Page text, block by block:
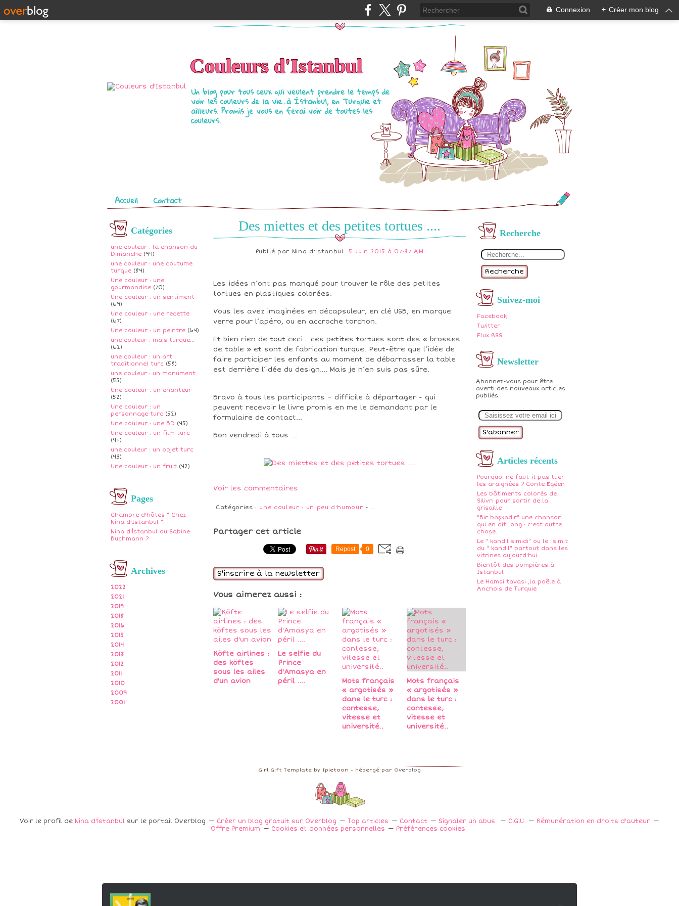
Connexion + Créer mon blog
Couleurs d'Istanbul
Un blog pour tous ceux qui veulent prendre le temps de
voir les couleurs de la vie...à İstanbul, en Turquie et
ailleurs. Promis je vous en ferai voir de toutes les
couleurs.
Pages
Accueil Contact
Catégories
une couleur : la chanson du
Dimanche (94)
une couleur : une coutume
turque (84)
Une couleur : une
gourmandise (70)
Une couleur : un sentiment
(69)
Une couleur : une recette
(67)
Une couleur : un peintre (64)
une couleur : mais turque...
(62)
une couleur : un art
traditionnel turc (58)
une couleur : un monument
(55)
Une couleur : un chanteur
(52)
Une couleur : un
personnage turc (52)
Une couleur : une BD (45)
Une couleur : un film turc
(44)
une couleur : un objet turc
(43)
Une couleur : un fruit (42)
Pages
Chambre d'hôtes " Chez
Nina d'Istanbul ".
Nina d'İstanbul ou Sabine
Buchmann ?
Archives
2022
2021
2019
2018
2016
2015
2014
2013
2012
2011
2010
2009
2001
Recherche
Recherche
Suivez-moi
Facebook
Twitter
Flux RSS
Newsletter
Abonnez-vous pour être
averti des nouveaux articles
publiés.
m
Articles récents
Pourquoi ne faut-il pas tuer
les araignées ? Conte Egéen
Les bâtiments colorés de
Silivri pour sortir de la
grisaille
"Bir başkadır" une chanson
qui en dit long : c'est autre
chose.
Le " kandil simidi" ou le "simit
du " kandil" partout dans les
vitrines aujourd'hui.
Bientôt des pompières à
Istanbul
Le Hamsi tavasi ,la poêle à
Anchois de Turquie
Des miettes et des petites tortues ....
Publié par Nina d'İstanbul 5 Juin 2015 à 07:37 AM
Les idées n’ont pas manqué pour trouver le rôle des petites
tortues en plastiques colorées.
Vous les avez imaginées en décapsuleur, en clé USB, en marque
verre pour l’apéro, ou en accroche torchon.
Et bien rien de tout ceci… ces petites tortues sont des « brosses
de table » et sont de fabrication turque. Peut-être que l’idée de
faire participer les enfants au moment de débarrasser la table
est derrière l’idée du design…. Mais je n’en suis pas sûre.
Bravo à tous les participants – difficile à départager - qui
peuvent recevoir le livre promis en me le demandant par le
formulaire de contact...
Bon vendredi à tous ...
Voir les commentaires
Catégories : une couleur : un peu d'humour - …
Partager cet article
Repost 0
S'inscrire à la newsletter
Vous aimerez aussi :
Köfte airlines :
des köftes
sous les ailes
d'un avion
Le selfie du
Prince
d'Amasya en
péril ....
Mots français
« argotisés »
dans le turc :
contesse,
vitesse et
université..
Mots français
« argotisés »
dans le turc :
contesse,
vitesse et
université..
Girl Gift Template by Ipietoon - Hébergé par Overblog
Voir le profil de Nina d'İstanbul sur le portail Overblog Créer un blog gratuit sur Overblog Top articles Contact Signaler un abus C.G.U.
Rémunération en droits d'auteur
Offre Premium
Cookies et données personnelles Préférences cookies